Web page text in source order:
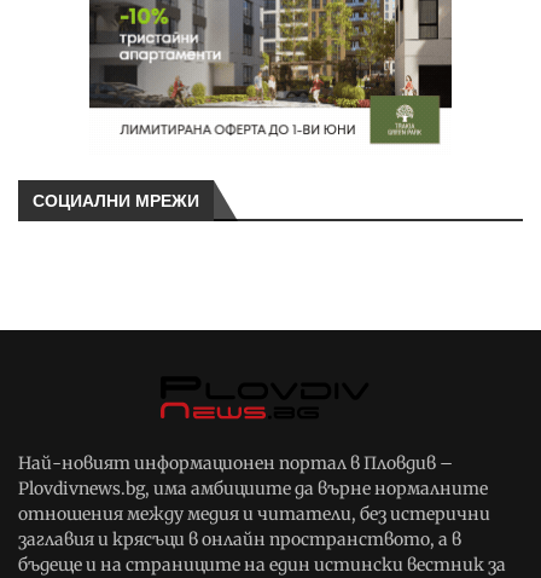
СОЦИАЛНИ МРЕЖИ
Най-новият информационен портал в Пловдив –
Plovdivnews.bg, има амбициите да върне нормалните
отношения между медия и читатели, без истерични
заглавия и крясъци в онлайн пространството, а в
бъдеще и на страниците на един истински вестник за